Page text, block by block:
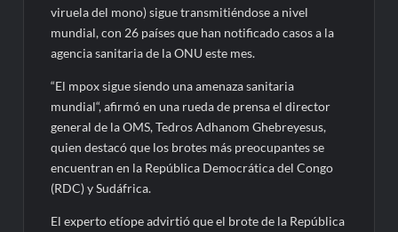
viruela del mono) sigue transmitiéndose a nivel
mundial, con 26 países que han notificado casos a la
agencia sanitaria de la ONU este mes.
“El mpox sigue siendo una amenaza sanitaria
mundial“, afirmó en una rueda de prensa el director
general de la OMS, Tedros Adhanom Ghebreyesus,
quien destacó que los brotes más preocupantes se
encuentran en la República Democrática del Congo
(RDC) y Sudáfrica.
El experto etíope advirtió que el brote de la República